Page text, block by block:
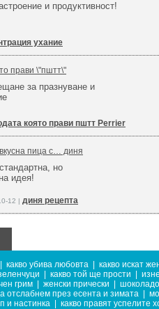
и продуктивност!
ухание
прави \"пштт\"
за празнуване и
която прави пштт Perrier
пица с… диня
но
идея!
12 | диня рецепта
какво убива любовта
какво искат
какво той ще прости
грим женски прически
отслабнем през есента и зимата
и настинка
какво правят успелите